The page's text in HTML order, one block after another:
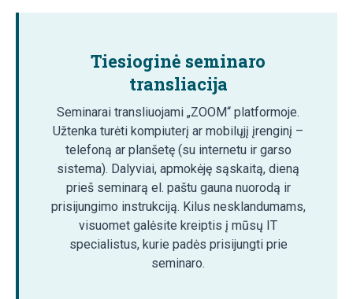
Tiesioginė seminaro
transliacija
Seminarai transliuojami „ZOOM“ platformoje.
Užtenka turėti kompiuterį ar mobilųjį įrenginį –
telefoną ar planšetę (su internetu ir garso
sistema). Dalyviai, apmokėję sąskaitą, dieną
prieš seminarą el. paštu gauna nuorodą ir
prisijungimo instrukciją. Kilus nesklandumams,
visuomet galėsite kreiptis į mūsų IT
specialistus, kurie padės prisijungti prie
seminaro.